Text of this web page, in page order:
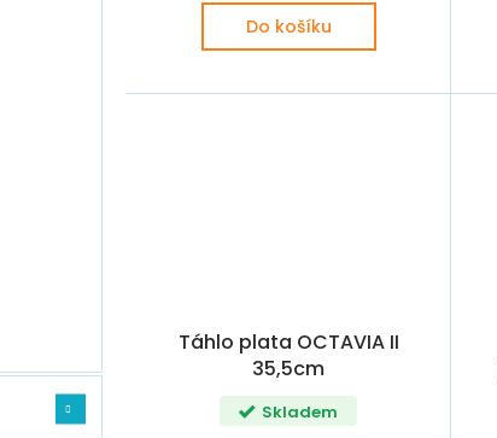
Do košíku
Táhlo plata OCTAVIA II
35,5cm
Skladem